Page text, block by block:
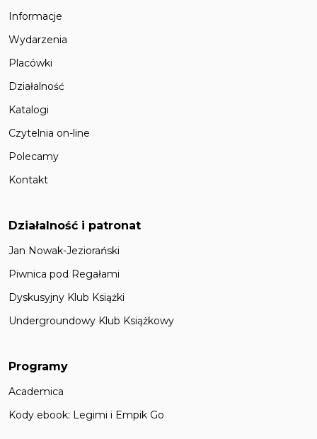
Informacje
Wydarzenia
Placówki
Działalność
Katalogi
Czytelnia on-line
Polecamy
Kontakt
Działalność i patronat
Jan Nowak-Jeziorański
Piwnica pod Regałami
Dyskusyjny Klub Książki
Undergroundowy Klub Książkowy
Programy
Academica
Kody ebook: Legimi i Empik Go